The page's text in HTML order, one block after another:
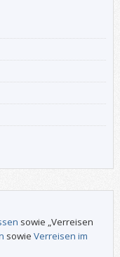
sowie „Verreisen
sowie Verreisen im